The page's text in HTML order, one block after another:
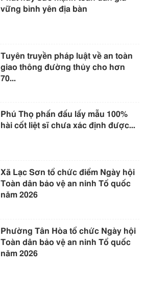
vững bình yên địa bàn
Tuyên truyền pháp luật về an toàn
giao thông đường thủy cho hơn
70...
Phú Thọ phấn đấu lấy mẫu 100%
hài cốt liệt sĩ chưa xác định được...
Xã Lạc Sơn tổ chức điểm Ngày hội
Toàn dân bảo vệ an ninh Tổ quốc
năm 2026
Phường Tân Hòa tổ chức Ngày hội
Toàn dân bảo vệ an ninh Tổ quốc
năm 2026